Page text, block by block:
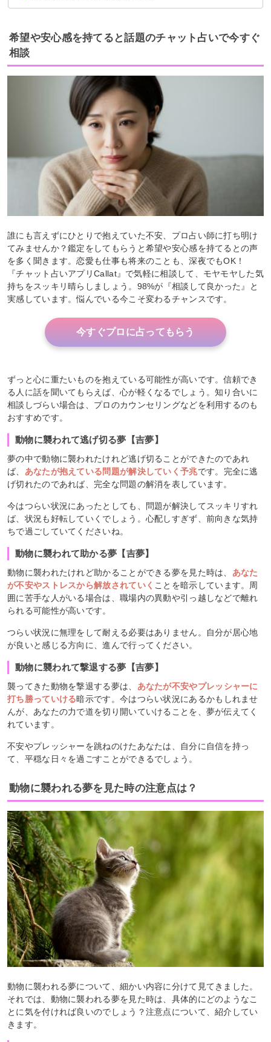
十分な休息を取る
警告夢や凶夢の内容を人に話す
希望や安心感を持てると話題のチャット占いで今すぐ
相談
誰にも言えずにひとりで抱えていた不安、プロ占い師に打ち明け
てみませんか？鑑定をしてもらうと希望や安心感を持てるとの声
を多く聞きます。恋愛も仕事も将来のことも、深夜でもOK！
『チャット占いアプリCallat』で気軽に相談して、モヤモヤした気
持ちをスッキリ晴らしましょう。98%が『相談して良かった』と
実感しています。悩んでいる今こそ変わるチャンスです。
今すぐプロに占ってもらう
ずっと心に重たいものを抱えている可能性が高いです。信頼でき
る人に話を聞いてもらえば、心が軽くなるでしょう。知り合いに
相談しづらい場合は、プロのカウンセリングなどを利用するのも
おすすめです。
動物に襲われて逃げ切る夢【吉夢】
夢の中で動物に襲われたけれど逃げ切ることができたのであれ
ば、 あなたが抱えている問題が解決していく予兆です。完全に逃
げ切れたのであれば、完全な問題の解消を表しています。
今はつらい状況にあったとしても、問題が解決してスッキリすれ
ば、状況も好転していくでしょう。心配しすぎず、前向きな気持
ちで過ごしていてくださいね。
動物に襲われて助かる夢【吉夢】
動物に襲われたけれど助かることができる夢を見た時は、 あなた
が不安やストレスから解放されていく ことを暗示しています。周
囲に苦手な人がいる場合は、職場内の異動や引っ越しなどで離れ
られる可能性が高いです。
つらい状況に無理をして耐える必要はありません。自分が居心地
が良いと感じる方向に、進んで行ってください。
動物に襲われて撃退する夢【吉夢】
襲ってきた動物を撃退する夢は、 あなたが不安やプレッシャーに
打ち勝っていける暗示です。今はつらい状況にあるかもしれませ
んが、あなたの力で道を切り開いていけることを、夢が伝えてく
れています。
不安やプレッシャーを跳ねのけたあなたは、自分に自信を持っ
て、平穏な日々を過ごすことができるでしょう。
動物に襲われる夢を見た時の注意点は？
動物に襲われる夢について、細かい内容に分けて見てきました。
それでは、動物に襲われる夢を見た時は、具体的にどのようなこ
とに気を付ければ良いのでしょう？注意点について、紹介してい
きます。